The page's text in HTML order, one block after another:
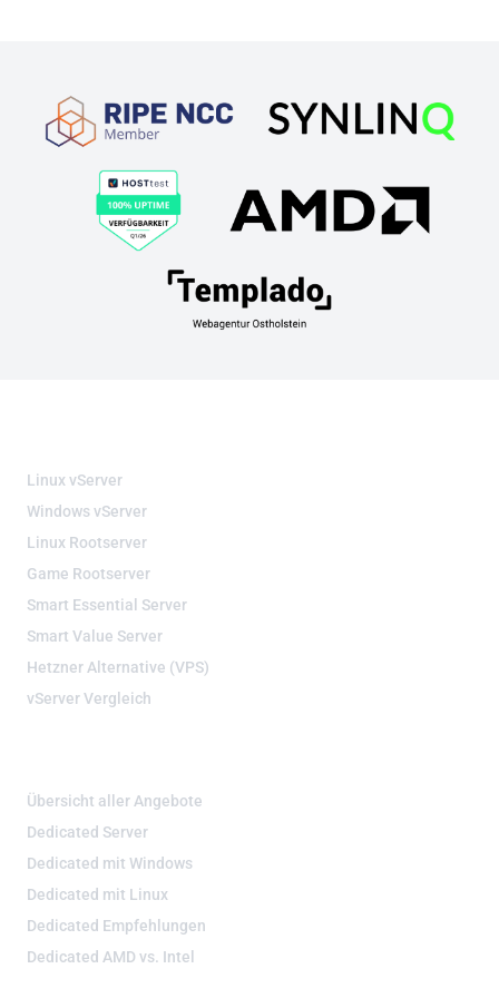
Partnerschaften
Linux vServer
Windows vServer
Linux Rootserver
Game Rootserver
Smart Essential Server
Smart Value Server
Hetzner Alternative (VPS)
vServer Vergleich
Übersicht aller Angebote
Dedicated Server
Dedicated mit Windows
Dedicated mit Linux
Dedicated Empfehlungen
Dedicated AMD vs. Intel